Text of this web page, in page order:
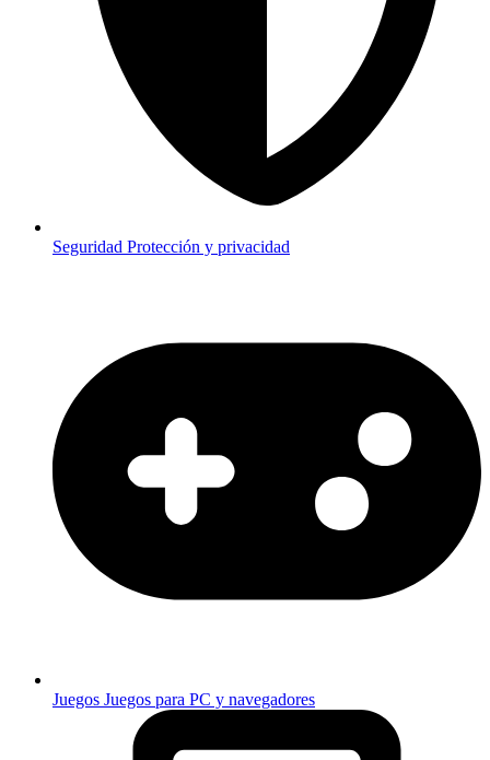
Seguridad Protección y privacidad
Juegos Juegos para PC y navegadores